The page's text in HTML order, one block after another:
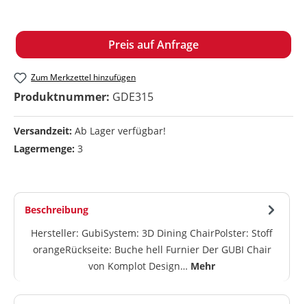
Preis auf Anfrage
Zum Merkzettel hinzufügen
Produktnummer: GDE315
Versandzeit: Ab Lager verfügbar!
Lagermenge: 3
Beschreibung
Hersteller: GubiSystem: 3D Dining ChairPolster: Stoff
orangeRückseite: Buche hell Furnier Der GUBI Chair
von Komplot Design… Mehr